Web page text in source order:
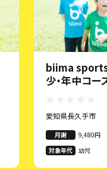
biima sports
少・年中コー
愛知県長久手市
月謝
9,480円
対象年代
幼児